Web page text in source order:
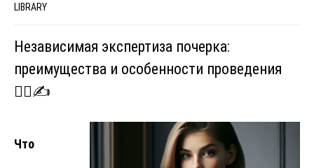
LIBRARY
Независимая экспертиза почерка:
преимущества и особенности проведения
🕵️‍♂️✍️
Что